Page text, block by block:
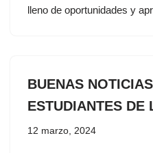
lleno de oportunidades y
BUENAS
ESTUDIANTES DE
12 marzo, 2024